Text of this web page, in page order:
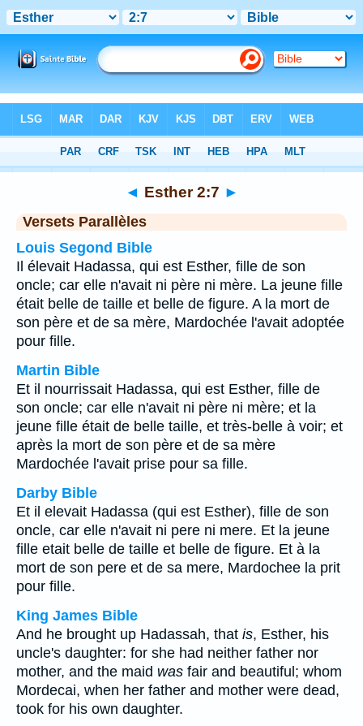
Chapitre 2> Verset 7
◄ Esther 2:7 ►
Versets Parallèles
Louis Segond Bible
Il élevait Hadassa, qui est Esther, fille de son
oncle; car elle n'avait ni père ni mère. La jeune fille
était belle de taille et belle de figure. A la mort de
son père et de sa mère, Mardochée l'avait adoptée
pour fille.
Martin Bible
Et il nourrissait Hadassa, qui est Esther, fille de
son oncle; car elle n'avait ni père ni mère; et la
jeune fille était de belle taille, et très-belle à voir; et
après la mort de son père et de sa mère
Mardochée l'avait prise pour sa fille.
Darby Bible
Et il elevait Hadassa (qui est Esther), fille de son
oncle, car elle n'avait ni pere ni mere. Et la jeune
fille etait belle de taille et belle de figure. Et à la
mort de son pere et de sa mere, Mardochee la prit
pour fille.
King James Bible
And he brought up Hadassah, that is, Esther, his
uncle's daughter: for she had neither father nor
mother, and the maid was fair and beautiful; whom
Mordecai, when her father and mother were dead,
took for his own daughter.